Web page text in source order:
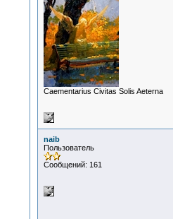
Сaementarius Civitas Solis Aeterna
naib
Пользователь
Сообщений: 161